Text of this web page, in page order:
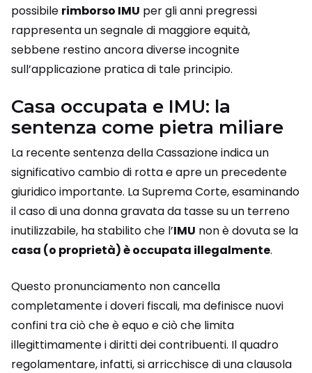
possibile rimborso IMU per gli anni pregressi
rappresenta un segnale di maggiore equità,
sebbene restino ancora diverse incognite
sull’applicazione pratica di tale principio.
Casa occupata e IMU: la
sentenza come pietra miliare
La recente sentenza della Cassazione indica un
significativo cambio di rotta e apre un precedente
giuridico importante. La Suprema Corte, esaminando
il caso di una donna gravata da tasse su un terreno
inutilizzabile, ha stabilito che l’IMU non è dovuta se la
casa (o proprietà) è occupata illegalmente.
Questo pronunciamento non cancella
completamente i doveri fiscali, ma definisce nuovi
confini tra ciò che è equo e ciò che limita
illegittimamente i diritti dei contribuenti. Il quadro
regolamentare, infatti, si arricchisce di una clausola